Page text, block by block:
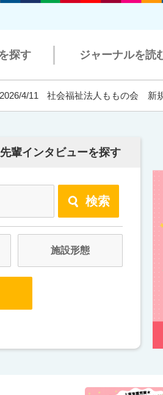
探す ジャーナルを読
2026/4/11 社会福祉法人ももの会 新
先輩インタビューを探す
検索
施設形態